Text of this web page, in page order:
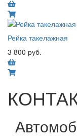
Рейка такелажная
3 800 руб.